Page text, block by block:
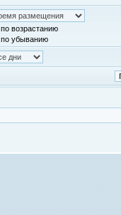
по возрастанию
по убыванию